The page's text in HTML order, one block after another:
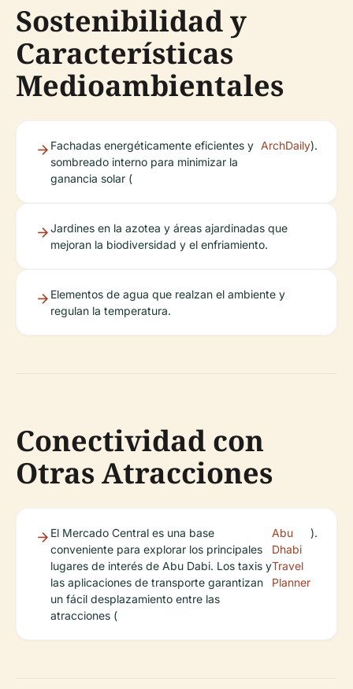
Sostenibilidad y
Características
Medioambientales
Fachadas energéticamente eficientes y
sombreado interno para minimizar la
ganancia solar (
ArchDaily).
Jardines en la azotea y áreas ajardinadas que
mejoran la biodiversidad y el enfriamiento.
Elementos de agua que realzan el ambiente y
regulan la temperatura.
Conectividad con
Otras Atracciones
El Mercado Central es una base
conveniente para explorar los principales
lugares de interés de Abu Dabi. Los taxis y
las aplicaciones de transporte garantizan
un fácil desplazamiento entre las
atracciones (
Abu
Dhabi
Travel
Planner
).